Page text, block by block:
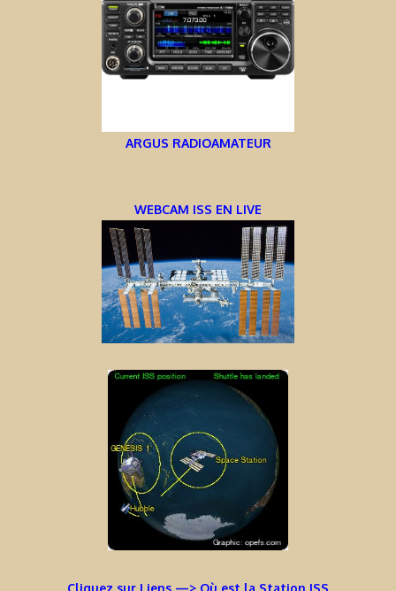
ARGUS RADIOAMATEUR
WEBCAM ISS EN LIVE
Cliquez sur Liens —> Où est la Station ISS